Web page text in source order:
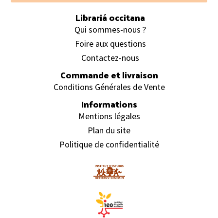
Librariá occitana
Qui sommes-nous ?
Foire aux questions
Contactez-nous
Commande et livraison
Conditions Générales de Vente
Informations
Mentions légales
Plan du site
Politique de confidentialité